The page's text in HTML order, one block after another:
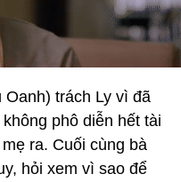
trách Ly vì đã
phô diễn hết tài
ra. Cuối cùng bà
hỏi xem vì sao để